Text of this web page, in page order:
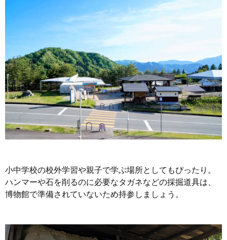
小中学校の校外学習や親子で学ぶ場所としてもぴったり。
ハンマーや石を削るのに必要なタガネなどの採掘道具は、
博物館で準備されていないため持参しましょう。